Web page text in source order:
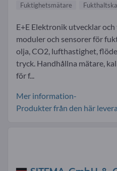
Fuktighetsmätare
E+E Elektronik utvecklar
moduler och sensorer för
olja, CO2, lufthastighet,
tryck. Handhållna mätare,
för f...
Mer information-
Produkter från den här